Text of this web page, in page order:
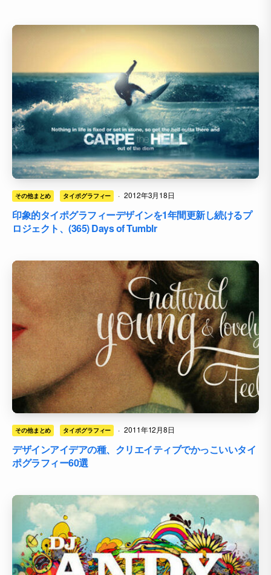
その他まとめ タイポグラフィー · 2012年3月18日
印象的タイポグラフィーデザインを1年間更新し続けるプ
ロジェクト、(365) Days of Tumblr
その他まとめ タイポグラフィー · 2011年12月8日
デザインアイデアの種、クリエイティブでかっこいいタイ
ポグラフィー60選